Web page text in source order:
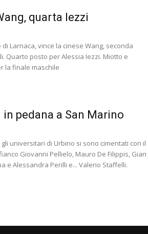
quarta Iezzi
Larnaca, vince la cinese Wang, seconda
Quarto posto per Alessia Iezzi. Miotto e
la finale maschile
pedana a San Marino
gli universitari di Urbino si sono cimentati con il
Giovanni Pellielo, Mauro De Filippis, Gian
e Alessandra Perilli e... Valerio Staffelli.